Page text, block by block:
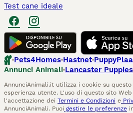
Test cane ideale
Pets4Homes Hastnet
Annunci Animali Lancaster Puppies
AnnunciAnimali.it utilizza i cookie su
esperienza utente. L'uso di questo sito
l'accettazione dei Termini e Condizioni e
AnnunciAnimali. Puoi gestire le preferenze